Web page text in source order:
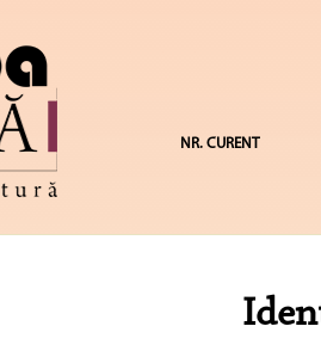
NR. CURENT